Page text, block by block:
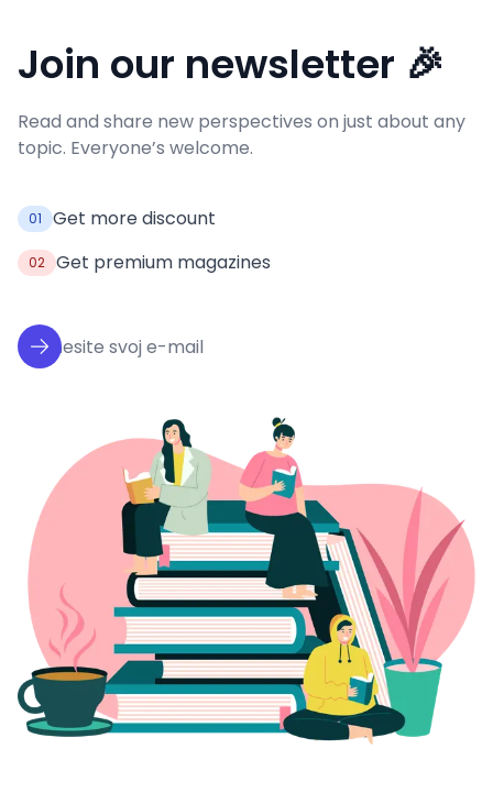
Join our newsletter 🎉
Read and share new perspectives on just about any
topic. Everyone’s welcome.
01 Get more discount
02 Get premium magazines